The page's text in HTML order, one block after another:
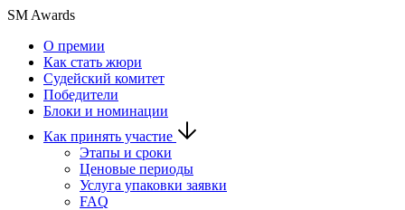
SM Awards
О премии
Как стать жюри
Судейский комитет
Победители
Блоки и номинации
Как принять участие
Этапы и сроки
Ценовые периоды
Услуга упаковки заявки
FAQ